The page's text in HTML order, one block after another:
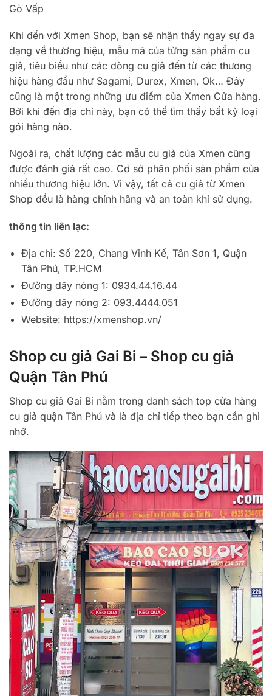
Gò Vấp
Khi đến với Xmen Shop, bạn sẽ nhận thấy ngay sự đa
dạng về thương hiệu, mẫu mã của từng sản phẩm cu
giả, tiêu biểu như các dòng cu giả đến từ các thương
hiệu hàng đầu như Sagami, Durex, Xmen, Ok… Đây
cũng là một trong những ưu điểm của Xmen Cửa hàng.
Bởi khi đến địa chỉ này, bạn có thể tìm thấy bất kỳ loại
gói hàng nào.
Ngoài ra, chất lượng các mẫu cu giả của Xmen cũng
được đánh giá rất cao. Cơ sở phân phối sản phẩm của
nhiều thương hiệu lớn. Vì vậy, tất cả cu giả từ Xmen
Shop đều là hàng chính hãng và an toàn khi sử dụng.
thông tin liên lạc:
Địa chỉ: Số 220, Chang Vinh Kế, Tân Sơn 1, Quận
Tân Phú, TP.HCM
Đường dây nóng 1: 0934.44.16.44
Đường dây nóng 2: 093.4444.051
Website: https://xmenshop.vn/
Shop cu giả Gai Bi – Shop cu giả
Quận Tân Phú
Shop cu giả Gai Bi nằm trong danh sách top cửa hàng
cu giả quận Tân Phú và là địa chỉ tiếp theo bạn cần ghi
nhớ.